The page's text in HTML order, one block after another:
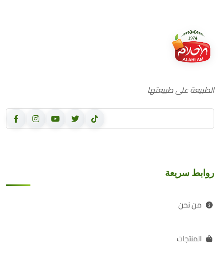
الطبيعة على طبيعتها
روابط سريعة
من نحن
المنتجات